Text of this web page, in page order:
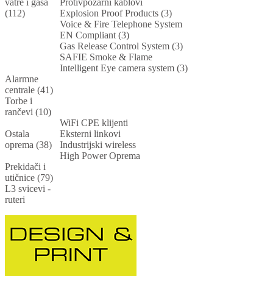
vatre i gasa
(112)
Protivpožarni kablovi
Explosion Proof Products (3)
Voice & Fire Telephone System
EN Compliant (3)
Gas Release Control System (3)
SAFIE Smoke & Flame
Intelligent Eye camera system (3)
Alarmne
centrale (41)
Torbe i
rančevi (10)
Ostala
oprema (38)
WiFi CPE klijenti
Eksterni linkovi
Industrijski wireless
High Power Oprema
Prekidači i
utičnice (79)
L3 svicevi -
ruteri